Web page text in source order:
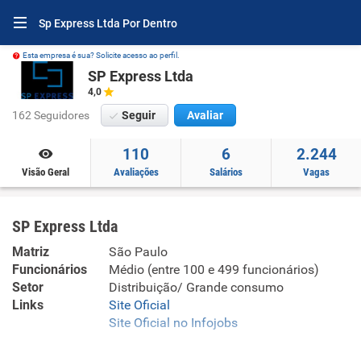
Sp Express Ltda Por Dentro
Esta empresa é sua? Solicite acesso ao perfil.
SP Express Ltda
4,0
162 Seguidores Seguir Avaliar
Visão Geral
110
Avaliações
6
Salários
2.244
Vagas
SP Express Ltda
Matriz
São Paulo
Funcionários
Médio (entre 100 e 499 funcionários)
Setor
Distribuição/ Grande consumo
Links
Site Oficial
Site Oficial no Infojobs